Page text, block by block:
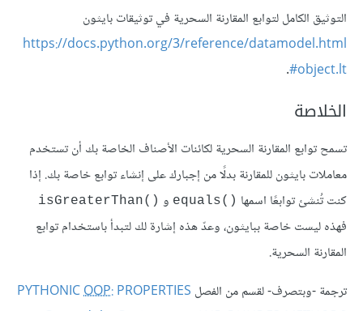
التوثيق الكامل لتوابع المقارنة السحرية في توثيقات بايثون
https://docs.python.org/3/reference/datamodel.html
#object.lt
.
الخلاصة
تسمح توابع المقارنة السحرية لكائنات الأصناف الخاصة بك أن تستخدم
معاملات بايثون للمقارنة بدلًا من إجبارك على إنشاء توابع خاصة بك. إذا
كنت تُنشئ توابعًا اسمها equals()‎ و isGreaterThan()‎
فهذه ليست خاصة ببايثون، وعدّ هذه إشارة لك لتبدأ باستخدام توابع
المقارنة السحرية.
ترجمة -وبتصرف- لقسم من الفصل
PYTHONICOOP: PROPERTIES